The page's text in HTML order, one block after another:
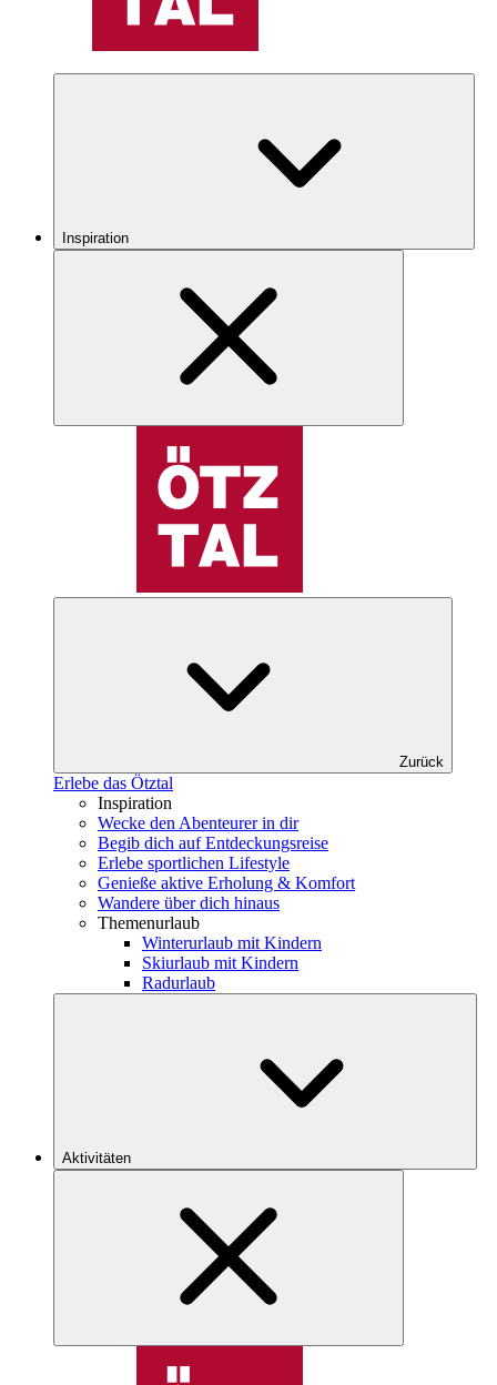
Inspiration
Zurück
Erlebe das Ötztal
Inspiration
Wecke den Abenteurer in dir
Begib dich auf Entdeckungsreise
Erlebe sportlichen Lifestyle
Genieße aktive Erholung & Komfort
Wandere über dich hinaus
Themenurlaub
Winterurlaub mit Kindern
Skiurlaub mit Kindern
Radurlaub
Aktivitäten